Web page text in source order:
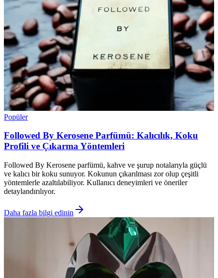
Popüler
Followed By Kerosene Parfümü: Kalıcılık, Koku
Profili ve Çıkarma Yöntemleri
Followed By Kerosene parfümü, kahve ve şurup notalarıyla güçlü
ve kalıcı bir koku sunuyor. Kokunun çıkarılması zor olup çeşitli
yöntemlerle azaltılabiliyor. Kullanıcı deneyimleri ve öneriler
detaylandırılıyor.
Daha fazla bilgi edinin